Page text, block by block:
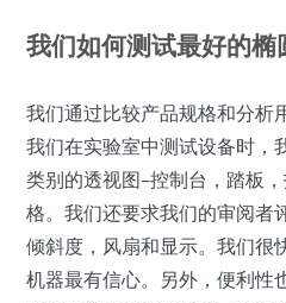
我们如何测试最好的椭
我们通过比较产品规格和分析
我们在实验室中测试设备时，
类别的透视图–控制台，踏板
格。我们还要求我们的审阅者
倾斜度，风扇和显示。我们很
机器最有信心。另外，便利性